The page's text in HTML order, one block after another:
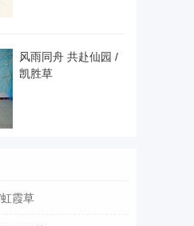
风雨同舟 共赴仙园 /
凯胜草
霞草